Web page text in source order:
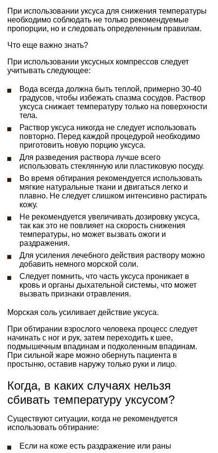
При использовании уксуса для снижения температуры
необходимо соблюдать не только рекомендуемые
пропорции, но и следовать определенным правилам.
Что еще важно знать?
При использовании уксусных компрессов следует
учитывать следующее:
Вода всегда должна быть теплой, примерно 30-40
градусов, чтобы избежать спазма сосудов. Раствор
уксуса снижает температуру только на поверхности
тела.
Раствор уксуса никогда не следует использовать
повторно. Перед каждой процедурой необходимо
приготовить новую порцию уксуса.
Для разведения раствора лучше всего
использовать стеклянную или пластиковую посуду.
Во время обтирания рекомендуется использовать
мягкие натуральные ткани и двигаться легко и
плавно. Не следует слишком интенсивно растирать
кожу.
Не рекомендуется увеличивать дозировку уксуса,
так как это не повлияет на скорость снижения
температуры, но может вызвать ожоги и
раздражения.
Для усиления лечебного действия раствору можно
добавить немного морской соли.
Следует помнить, что часть уксуса проникает в
кровь и органы дыхательной системы, что может
вызвать признаки отравления.
Морская соль усиливает действие уксуса.
При обтирании взрослого человека процесс следует
начинать с ног и рук, затем переходить к шее,
подмышечным впадинам и подколенным впадинам.
При сильной жаре можно обернуть пациента в
простыню, оставив наружу только руки и лицо.
Когда, в каких случаях нельзя
сбивать температуру уксусом?
Существуют ситуации, когда не рекомендуется
использовать обтирание:
Если на коже есть раздражение или раны